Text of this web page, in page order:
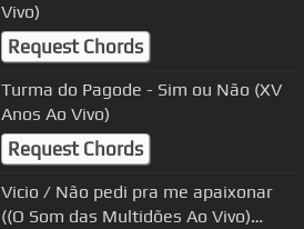
Vivo)
Request Chords
Turma do Pagode - Sim ou Não (XV
Anos Ao Vivo)
Request Chords
Vicio / Não pedi pra me apaixonar
((O Som das Multidões Ao Vivo)